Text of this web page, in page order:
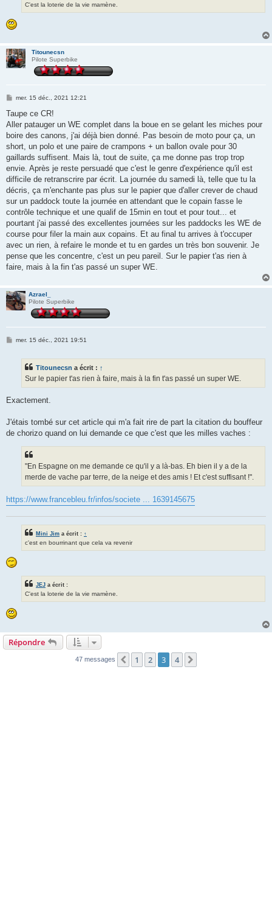
C'est la loterie de la vie mamène.
Titounecsn
Pilote Superbike
M
s
a
g
mer. 15 déc., 2021 12:21
Taupe ce CR!
Aller patauger un WE complet dans la boue en se gelant les miches pour
boire des canons, j'ai déjà bien donné. Pas besoin de moto pour ça, un
short, un polo et une paire de crampons + un ballon ovale pour 30
gaillards suffisent. Mais là, tout de suite, ça me donne pas trop trop
envie. Après je reste persuadé que c'est le genre d'expérience qu'il est
difficile de retranscrire par écrit. La journée du samedi là, telle que tu la
décris, ça m'enchante pas plus sur le papier que d'aller crever de chaud
sur un paddock toute la journée en attendant que le copain fasse le
contrôle technique et une qualif de 15min en tout et pour tout... et
pourtant j'ai passé des excellentes journées sur les paddocks les WE de
course pour filer la main aux copains. Et au final tu arrives à t'occuper
avec un rien, à refaire le monde et tu en gardes un très bon souvenir. Je
pense que les concentre, c'est un peu pareil. Sur le papier t'as rien à
faire, mais à la fin t'as passé un super WE.
Azrael_
Pilote Superbike
Mmer. 15 déc., 2021 19:51
Titounecsn a écrit : ↑
Sur le papier t'as rien à faire, mais à la fin t'as passé un super WE.
Exactement.
J'étais tombé sur cet article qui m'a fait rire de part la citation du bouffeur
de chorizo quand on lui demande ce que c'est que les milles vaches :
"En Espagne on me demande ce qu'il y a là-bas. Eh bien il y a de la
merde de vache par terre, de la neige et des amis ! Et c'est suffisant !".
https://www.francebleu.fr/infos/societe ... 1639145675
Mini Jim a écrit : ↑
c'est en bourrinant que cela va revenir
JEJ a écrit :
C'est la loterie de la vie mamène.
Répondre
47 messages Précédente
1 2 3 4